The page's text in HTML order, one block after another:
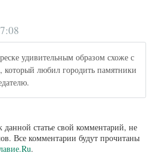
удивительным образом схоже с
который любил городить памятники
данной статье свой комментарий, не
Все комментарии будут прочитаны
.